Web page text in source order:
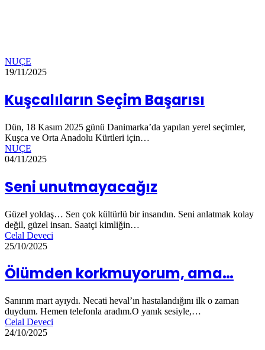
NUÇE
19/11/2025
Kuşcalıların Seçim Başarısı
Dün, 18 Kasım 2025 günü Danimarka’da yapılan yerel seçimler,
Kuşca ve Orta Anadolu Kürtleri için…
NUÇE
04/11/2025
Seni unutmayacağız
Güzel yoldaş… Sen çok kültürlü bir insandın. Seni anlatmak kolay
değil, güzel insan. Saatçi kimliğin…
Celal Deveci
25/10/2025
Ölümden korkmuyorum, ama…
Sanırım mart ayıydı. Necati heval’ın hastalandığını ilk o zaman
duydum. Hemen telefonla aradım.O yanık sesiyle,…
Celal Deveci
24/10/2025